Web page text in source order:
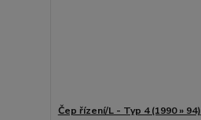
Čep řízení/L - Typ 4 (1990 » 94)